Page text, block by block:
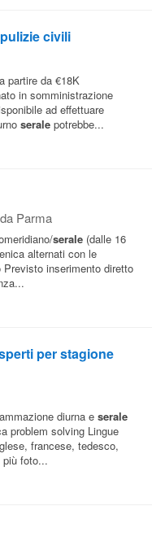
civili
partire da €18K
in somministrazione
ad effettuare
serale potrebbe...
Parma
serale (dalle 16
alternati con le
inserimento diretto
per stagione
diurna e serale
problem solving Lingue
francese, tedesco,
più foto...